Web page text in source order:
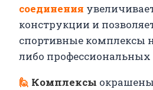
соединения
конструкции и
спортивные комплексы
либо профессиональных
🙋 Комплексы